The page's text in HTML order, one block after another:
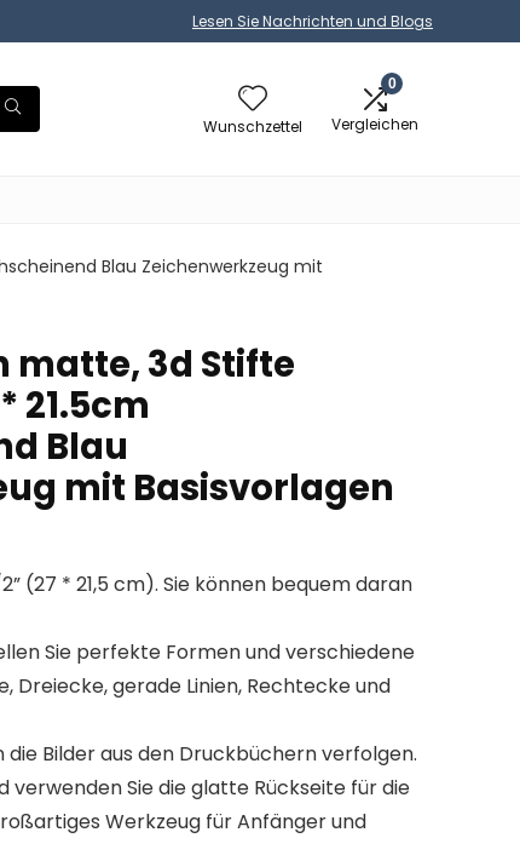
Lesen Sie Nachrichten und Blogs
Wunschzettel
0
Vergleichen
Blau Zeichenwerkzeug mit
matte, 3d Stifte
21.5cm
Blau
mit Basisvorlagen
(27 * 21,5 cm). Sie können bequem daran
Sie perfekte Formen und verschiedene
Dreiecke, gerade Linien, Rechtecke und
die Bilder aus den Druckbüchern verfolgen.
verwenden Sie die glatte Rückseite für die
Werkzeug für Anfänger und